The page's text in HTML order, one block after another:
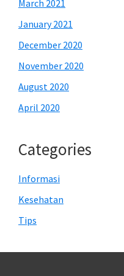
March 2021
January 2021
December 2020
November 2020
August 2020
April 2020
Categories
Informasi
Kesehatan
Tips